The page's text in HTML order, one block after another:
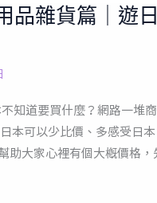
品雜貨篇｜遊
知道要買什麼？網路一堆
本可以少比價、多感受日
助大家心裡有個大概價格，